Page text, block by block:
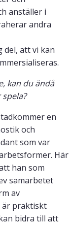
anställer i
andra
del, att vi kan
kan du ändå
en
och
som var
Här
han som
samarbetet
av
är praktiskt
bidra till att